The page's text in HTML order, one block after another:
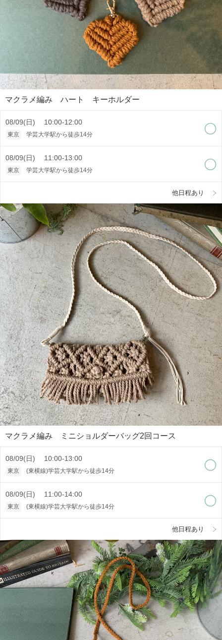
マクラメ編み ハート キーホルダー
08/09(日) 10:00-12:00
東京 学芸大学駅から徒歩14分
08/09(日) 11:00-13:00
東京 学芸大学駅から徒歩14分
他日程あり
マクラメ編み ミニショルダーバッグ2回コース
08/09(日) 10:00-13:00
東京 (東横線)学芸大学駅から徒歩14分
08/09(日) 11:00-14:00
東京 (東横線)学芸大学駅から徒歩14分
他日程あり